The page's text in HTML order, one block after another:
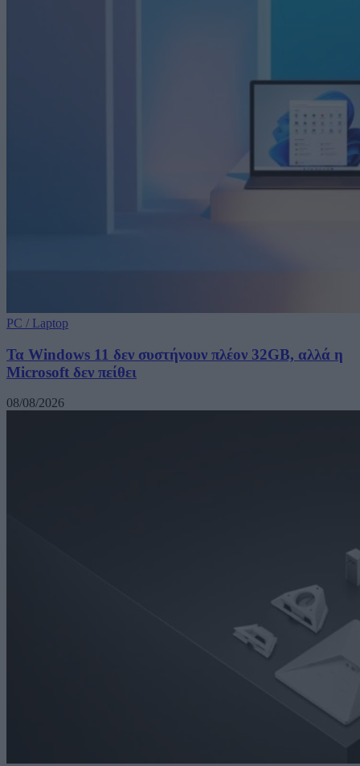
PC / Laptop
Τα Windows 11 δεν συστήνουν πλέον 32GB, αλλά η
Microsoft δεν πείθει
08/08/2026